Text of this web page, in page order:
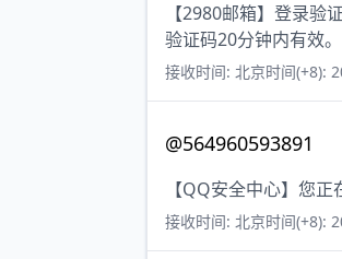
【2980邮箱】登录验
验证码20分钟内有效。
接收时间: 北京时间(+8):
@564960593891
【QQ安全中心】您
接收时间: 北京时间(+8):